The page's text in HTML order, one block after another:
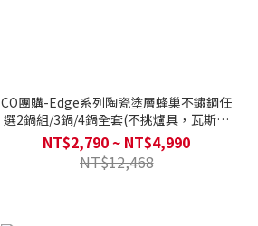
CO團購-Edge系列陶瓷塗層蜂巢不鏽鋼任
選2鍋組/3鍋/4鍋全套(不挑爐具，瓦斯爐
電磁爐可用)送不鏽鋼玻璃鍋蓋+木製鍋鏟
+湯勺
NT$2,790 ~ NT$4,990
NT$12,468